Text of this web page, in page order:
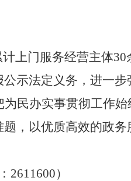
上门服务经营主体30
示法定义务，进一步
民办实事贯彻工作
，以优质高效的政
2611600）